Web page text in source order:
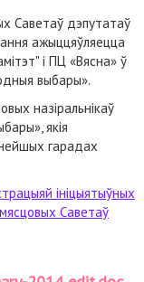
Саветаў дэпутатаў
ажыццяўляецца
і ПЦ «Вясна» ў
выбары».
назіральнікаў
якія
гарадах
ініцыятыўных
Саветаў